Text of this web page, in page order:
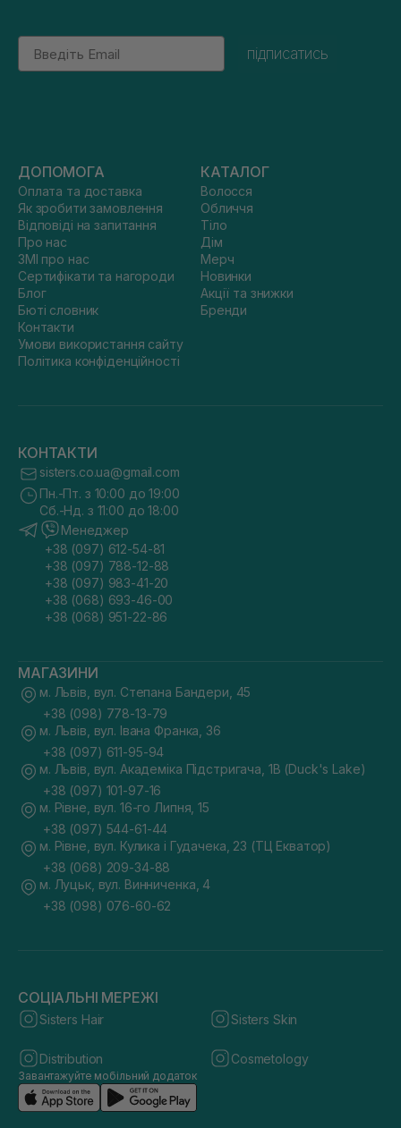
Email
підписатись
ДОПОМОГА
Оплата та доставка
Як зробити замовлення
Відповіді на запитання
Про нас
ЗМІ про нас
Сертифікати та нагороди
Блог
Бюті словник
Контакти
Умови використання сайту
Політика конфіденційності
КАТАЛОГ
Волосся
Обличчя
Тіло
Дім
Мерч
Новинки
Акції та знижки
Бренди
КОНТАКТИ
sisters.co.ua@gmail.com
Пн.-Пт. з 10:00 до 19:00
Сб.-Нд. з 11:00 до 18:00
Менеджер
+38 (097) 612-54-81
+38 (097) 788-12-88
+38 (097) 983-41-20
+38 (068) 693-46-00
+38 (068) 951-22-86
МАГАЗИНИ
м. Львів, вул. Степана Бандери, 45
+38 (098) 778-13-79
м. Львів, вул. Івана Франка, 36
+38 (097) 611-95-94
м. Львів, вул. Академіка Підстригача, 1В (Duck's Lake)
+38 (097) 101-97-16
м. Рівне, вул. 16-го Липня, 15
+38 (097) 544-61-44
м. Рівне, вул. Кулика і Гудачека, 23 (ТЦ Екватор)
+38 (068) 209-34-88
м. Луцьк, вул. Винниченка, 4
+38 (098) 076-60-62
СОЦІАЛЬНІ МЕРЕЖІ
Sisters Hair Sisters Skin
Distribution Cosmetology
Завантажуйте мобільний додаток